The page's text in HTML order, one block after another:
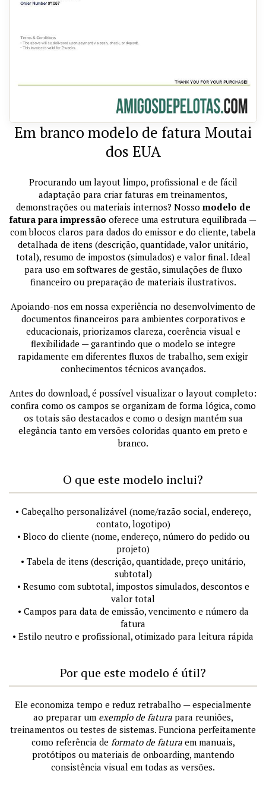
Em branco modelo de fatura Moutai
dos EUA
Procurando um layout limpo, profissional e de fácil
adaptação para criar faturas em treinamentos,
demonstrações ou materiais internos? Nosso modelo de
fatura para impressão oferece uma estrutura equilibrada —
com blocos claros para dados do emissor e do cliente, tabela
detalhada de itens (descrição, quantidade, valor unitário,
total), resumo de impostos (simulados) e valor final. Ideal
para uso em softwares de gestão, simulações de fluxo
financeiro ou preparação de materiais ilustrativos.
Apoiando-nos em nossa experiência no desenvolvimento de
documentos financeiros para ambientes corporativos e
educacionais, priorizamos clareza, coerência visual e
flexibilidade — garantindo que o modelo se integre
rapidamente em diferentes fluxos de trabalho, sem exigir
conhecimentos técnicos avançados.
Antes do download, é possível visualizar o layout completo:
confira como os campos se organizam de forma lógica, como
os totais são destacados e como o design mantém sua
elegância tanto em versões coloridas quanto em preto e
branco.
O que este modelo inclui?
• Cabeçalho personalizável (nome/razão social, endereço,
contato, logotipo)
• Bloco do cliente (nome, endereço, número do pedido ou
projeto)
• Tabela de itens (descrição, quantidade, preço unitário,
subtotal)
• Resumo com subtotal, impostos simulados, descontos e
valor total
• Campos para data de emissão, vencimento e número da
fatura
• Estilo neutro e profissional, otimizado para leitura rápida
Por que este modelo é útil?
Ele economiza tempo e reduz retrabalho — especialmente
ao preparar um exemplo de faturapara reuniões,
treinamentos ou testes de sistemas. Funciona perfeitamente
como referência de formato de faturaem manuais,
protótipos ou materiais de onboarding, mantendo
consistência visual em todas as versões.